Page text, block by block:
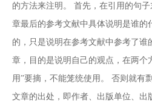
的方法来注明。 首先，在引用的句
章最后的参考文献中具体说明是谁的
的，只是说明在参考文献中参考了谁
章，目的是说明自己的观点，在两个
用”要摘，不能笼统使用。 否则就有
文章的出处，即作者、出版单位、出